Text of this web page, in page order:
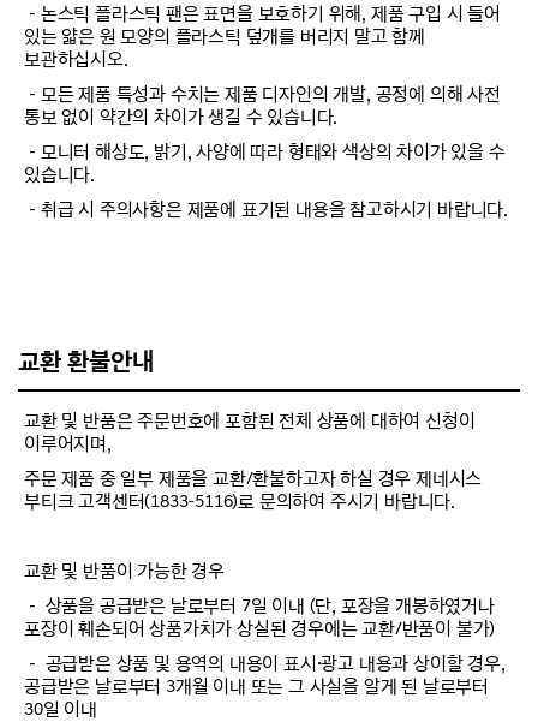
－논스틱 플라스틱 팬은 표면을 보호하기 위해, 제품 구입 시 들어
있는 얇은 원 모양의 플라스틱 덮개를 버리지 말고 함께
보관하십시오.
－모든 제품 특성과 수치는 제품 디자인의 개발, 공정에 의해 사전
통보 없이 약간의 차이가 생길 수 있습니다.
－모니터 해상도, 밝기, 사양에 따라 형태와 색상의 차이가 있을 수
있습니다.
－취급 시 주의사항은 제품에 표기된 내용을 참고하시기 바랍니다.
교환 환불안내
교환 및 반품은 주문번호에 포함된 전체 상품에 대하여 신청이
이루어지며,
주문 제품 중 일부 제품을 교환/환불하고자 하실 경우 제네시스
부티크 고객센터(1833-5116)로 문의하여 주시기 바랍니다.
교환 및 반품이 가능한 경우
－ 상품을 공급받은 날로부터 7일 이내 (단, 포장을 개봉하였거나
포장이 훼손되어 상품가치가 상실된 경우에는 교환/반품이 불가)
－ 공급받은 상품 및 용역의 내용이 표시·광고 내용과 상이할 경우,
공급받은 날로부터 3개월 이내 또는 그 사실을 알게 된 날로부터
30일 이내